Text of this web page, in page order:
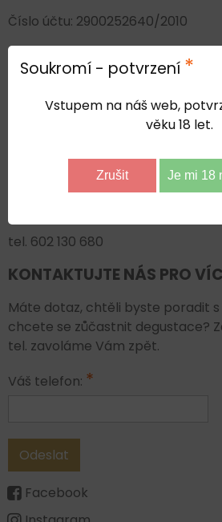
Číslo účtu: 2900252640/2010
Prodej alkoholických nápojů
let je zakázán.
DEGUSTAČNÍ SALONEK A
V Jamkách 323
tel. 602 130 680
KONTAKTUJTE NÁS PRO
Máte dotaz, chtěli byste poradit
chcete se zůčastnit degustace?
tel. zavoláme Vám zpět.
Váš telefon: *
Odeslat
Facebook
Soukromí - potvrzení *
Vstupem na náš web,
věku 18 let.
Zrušit Je mi 18